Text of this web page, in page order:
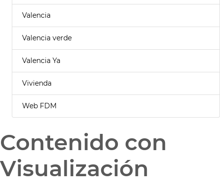
Valencia
Valencia verde
Valencia Ya
Vivienda
Web FDM
Contenido con
Visualización